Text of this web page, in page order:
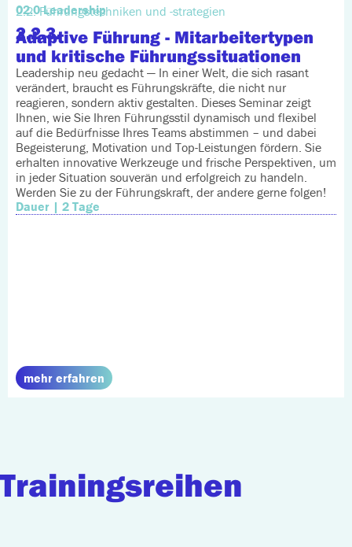
02.0 Leadership
2.2. Führungstechniken und -strategien
2.2.3.
Adaptive Führung - Mitarbeitertypen
und kritische Führungssituationen
Leadership neu gedacht — In einer Welt, die sich rasant
verändert, braucht es Führungskräfte, die nicht nur
reagieren, sondern aktiv gestalten. Dieses Seminar zeigt
Ihnen, wie Sie Ihren Führungsstil dynamisch und flexibel
auf die Bedürfnisse Ihres Teams abstimmen – und dabei
Begeisterung, Motivation und Top-Leistungen fördern. Sie
erhalten innovative Werkzeuge und frische Perspektiven, um
in jeder Situation souverän und erfolgreich zu handeln.
Werden Sie zu der Führungskraft, der andere gerne folgen!
Dauer | 2 Tage
mehr erfahren
Trainingsreihen